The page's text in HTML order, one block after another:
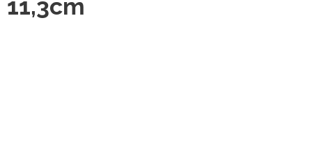
11,3cm